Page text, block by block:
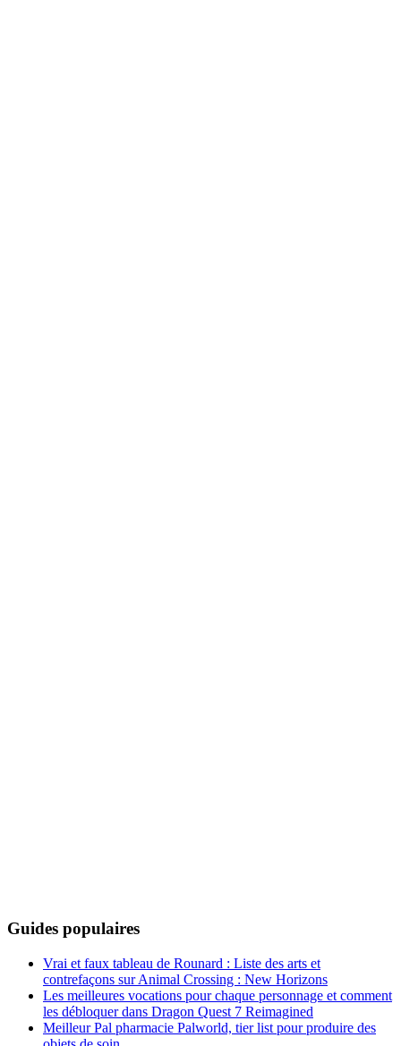
Guides populaires
Vrai et faux tableau de Rounard : Liste des arts et
contrefaçons sur Animal Crossing : New Horizons
Les meilleures vocations pour chaque personnage et comment
les débloquer dans Dragon Quest 7 Reimagined
Meilleur Pal pharmacie Palworld, tier list pour produire des